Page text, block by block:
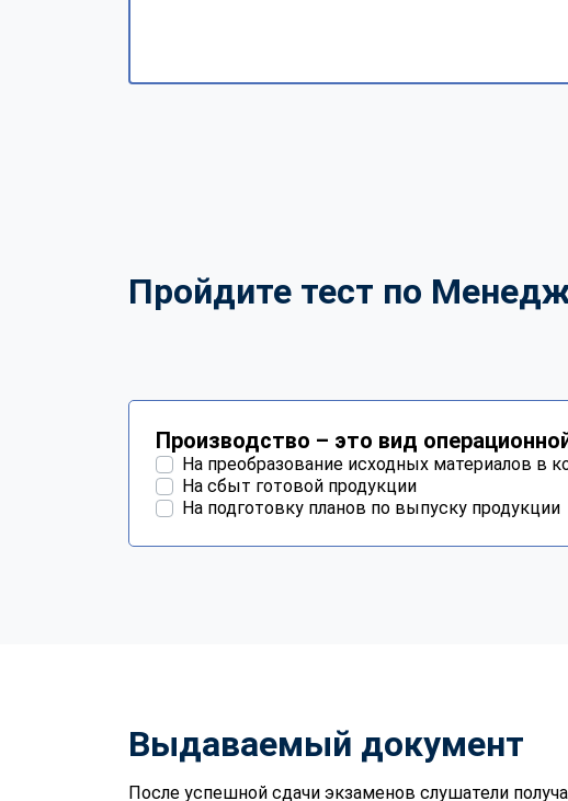
Пройдите тест по
Производство – это вид
На преобразование исходных материалов в
На сбыт готовой продукции
На подготовку планов по выпуску продукции
Выдаваемый документ
После успешной сдачи экзаменов слушатели